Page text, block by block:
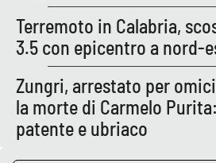
Storie
LAC
NETWORK
Terremoto in Calabria,
3.5 con epicentro a nord-
Zungri, arrestato per
la morte di Carmelo
patente e ubriaco